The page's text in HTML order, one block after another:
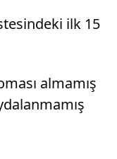
ilk 15
almamış